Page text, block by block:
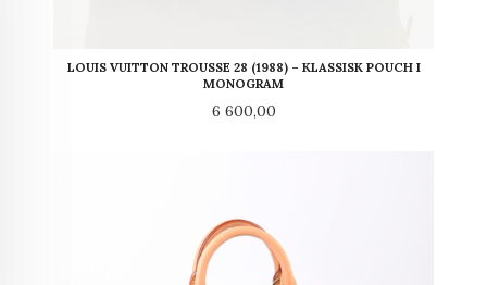
LOUIS VUITTON TROUSSE 28 (1988) – KLASSISK POUCH I
MONOGRAM
Pris
6 600,00